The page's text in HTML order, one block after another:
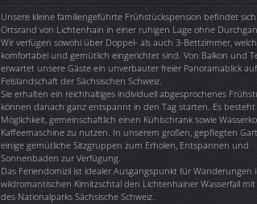
Unsere kleine familiengeführte Frühstückspension befindet
Ortsrand von Lichtenhain in einer ruhigen Lage ohne
Wir verfügen sowohl über Doppel- als auch 3-Bettzimmer,
komfortabel und gemütlich eingerichtet sind. Von Balkon und
erwartet unsere Gäste ein unverbauter freier Panoramablick
Felslandschaft der Sächsischen Schweiz.
Sie erhalten ein reichhaltiges individuell abgesprochenes
können danach ganz entspannt in den Tag starten. Es
Möglichkeit, gemeinschaftlich einen Kühlschrank sowie
Kaffeemaschine zu nutzen. In unserem großen, gepflegten
einige gemütliche Sitzgruppen zum Erholen, Entspannen und
Sonnenbaden zur Verfügung.
Das Feriendomizil ist idealer Ausgangspunkt für
wildromantischen Kirnitzschtal den Lichtenhainer Wasserfall
des Nationalparks Sächsische Schweiz.